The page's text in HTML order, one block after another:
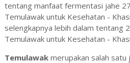
tentang manfaat fermentasi jahe
Temulawak untuk Kesehatan -
selengkapnya lebih dalam tentang
Temulawak untuk Kesehatan -
Temulawakmerupakan salah satu